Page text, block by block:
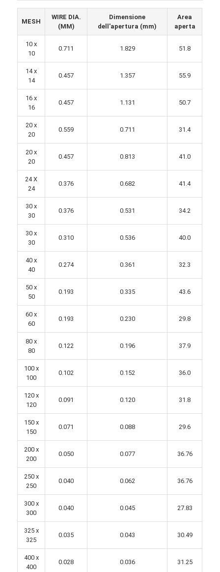
Rete metallica lavorata a maglia
cesto di gabioni di pietra
Mesh di metallo architettonico
Filtro a sipario di Johnson
recinto della maglia metallica
Maglia di alveare
MESH
WIRE DIA.
(MM)
Dimensione
dell'apertura (mm)
Area
aperta
10 x
10
0.711 1.829 51.8
14 x
14
0.457 1.357 55.9
16 x
16
0.457 1.131 50.7
20 x
20
0.559 0.711 31.4
20 x
20
0.457 0.813 41.0
24 X
24
0.376 0.682 41.4
30 x
30
0.376 0.531 34.2
30 x
30
0.310 0.536 40.0
40 x
40
0.274 0.361 32.3
50 x
50
0.193 0.335 43.6
60 x
60
0.193 0.230 29.8
80 x
80
0.122 0.196 37.9
100 x
100
0.102 0.152 36.0
120 x
120
0.091 0.120 31.8
150 x
150
0.071 0.088 29.6
200 x
200
0.050 0.077 36.76
250 x
250
0.040 0.062 36.76
300 x
300
0.040 0.045 27.83
325 x
325
0.035 0.043 30.49
400 x
400
0.028 0.036 31.25